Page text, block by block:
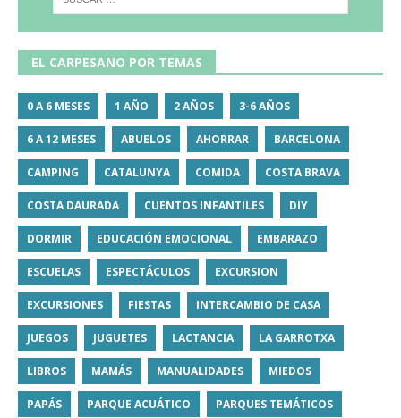
EL CARPESANO POR TEMAS
0 A 6 MESES 1 AÑO 2 AÑOS 3-6 AÑOS
6 A 12 MESES ABUELOS AHORRAR BARCELONA
CAMPING CATALUNYA COMIDA COSTA BRAVA
COSTA DAURADA CUENTOS INFANTILES DIY
DORMIR EDUCACIÓN EMOCIONAL EMBARAZO
ESCUELAS ESPECTÁCULOS EXCURSION
EXCURSIONES FIESTAS INTERCAMBIO DE CASA
JUEGOS JUGUETES LACTANCIA LA GARROTXA
LIBROS MAMÁS MANUALIDADES MIEDOS
PAPÁS PARQUE ACUÁTICO PARQUES TEMÁTICOS